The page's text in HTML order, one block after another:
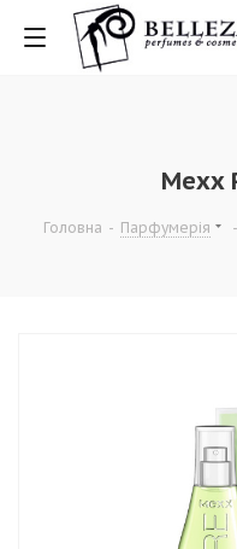
Mexx
Головна - Парфумерія -